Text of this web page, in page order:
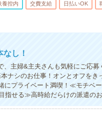
養控内 交費支給 日払いOK
し！
主婦&主夫さんも気軽にご応
ナシのお仕事！オンとオフをき
プライベート満喫！≪モチベ
指せる≫高時給だらけの派遣のお